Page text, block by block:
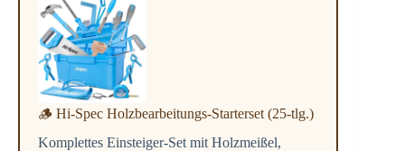
🪵 Hi-Spec Holzbearbeitungs-Starterset (25-tlg.)
Komplettes Einsteiger-Set mit Holzmeißel,